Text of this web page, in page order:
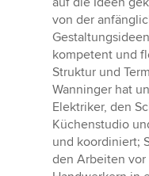
von der
kompetent und
Struktur und
Wanninger hat
Elektriker, den
Küchenstudio
und koordiniert;
den Arbeiten